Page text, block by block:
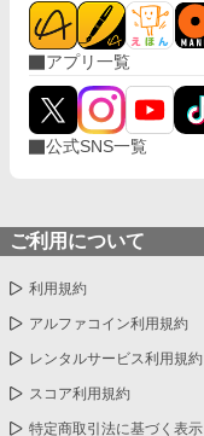
アプリ一覧
公式SNS一覧
ご利用について
利用規約
アルファコイン利用規約
レンタルサービス利用規約
スコア利用規約
特定商取引法に基づく表示